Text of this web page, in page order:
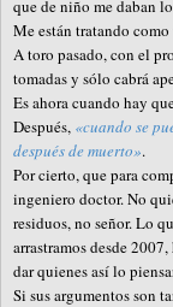
que de niño me daban
Me están tratando
A toro pasado, con el
tomadas y sólo cabrá
Es ahora cuando hay
Después, «cuando se
después de muerto».
Por cierto, que para
ingeniero doctor. No
residuos, no señor. Lo
arrastramos desde
dar quienes así lo
Si sus argumentos son